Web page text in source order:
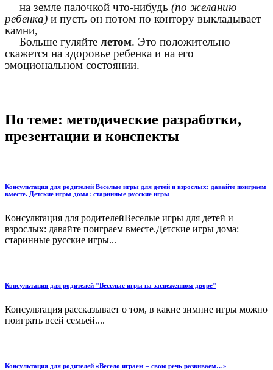
на земле палочкой что-нибудь (по желанию
ребенка) и пусть он потом по контору выкладывает
камни,
Больше гуляйте летом. Это положительно
скажется на здоровье ребенка и на его
эмоциональном состоянии.
По теме: методические разработки,
презентации и конспекты
Консультация для родителей Веселые игры для детей и взрослых: давайте поиграем
вместе. Детские игры дома: старинные русские игры
Консультация для родителейВеселые игры для детей и
взрослых: давайте поиграем вместе.Детские игры дома:
старинные русские игры...
Консультация для родителей "Веселые игры на заснеженном дворе"
Консультация рассказывает о том, в какие зимние игры можно
поиграть всей семьей....
Консультация для родителей «Весело играем – свою речь развиваем…»